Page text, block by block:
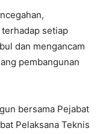
setiap
dan mengancam
pembangunan
bersama Pejabat
Pelaksana Teknis